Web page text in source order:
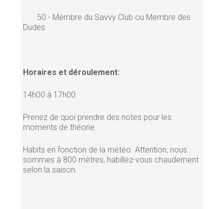
50.- Membre du Savvy Club ou Membre des
Dudes
Horaires et déroulement:
14h00 à 17h00
Prenez de quoi prendre des notes pour les
moments de théorie.
Habits en fonction de la météo. Attention, nous
sommes à 800 mètres, habillez-vous chaudement
selon la saison.